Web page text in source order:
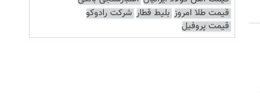
قیمت طلا امروز بلیط قطار شرکت رادوکو
قیمت پروفیل